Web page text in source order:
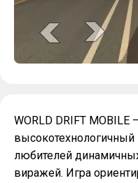
WORLD DRIFT MOBILE
любителей
виражей. Игра